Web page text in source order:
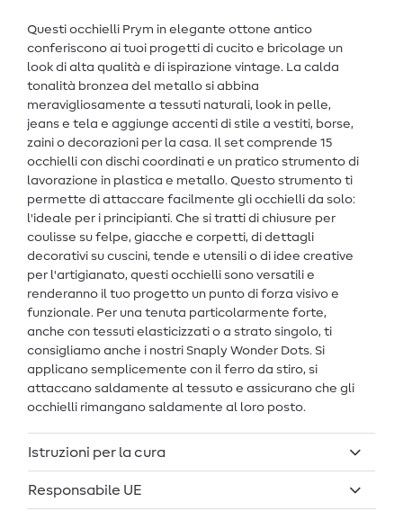
Questi occhielli Prym in elegante ottone antico
conferiscono ai tuoi progetti di cucito e bricolage un
look di alta qualità e di ispirazione vintage. La calda
tonalità bronzea del metallo si abbina
meravigliosamente a tessuti naturali, look in pelle,
jeans e tela e aggiunge accenti di stile a vestiti, borse,
zaini o decorazioni per la casa. Il set comprende 15
occhielli con dischi coordinati e un pratico strumento di
lavorazione in plastica e metallo. Questo strumento ti
permette di attaccare facilmente gli occhielli da solo:
l'ideale per i principianti. Che si tratti di chiusure per
coulisse su felpe, giacche e corpetti, di dettagli
decorativi su cuscini, tende e utensili o di idee creative
per l'artigianato, questi occhielli sono versatili e
renderanno il tuo progetto un punto di forza visivo e
funzionale. Per una tenuta particolarmente forte,
anche con tessuti elasticizzati o a strato singolo, ti
consigliamo anche i nostri Snaply Wonder Dots. Si
applicano semplicemente con il ferro da stiro, si
attaccano saldamente al tessuto e assicurano che gli
occhielli rimangano saldamente al loro posto.
Istruzioni per la cura
Responsabile UE